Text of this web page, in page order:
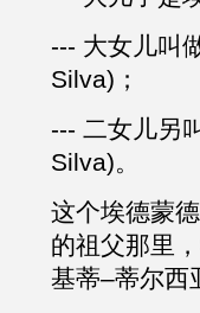
--- 大女儿叫
Silva) ；
--- 二女儿另
Silva)。
这个埃德蒙德
的祖父那里
基蒂–蒂尔西